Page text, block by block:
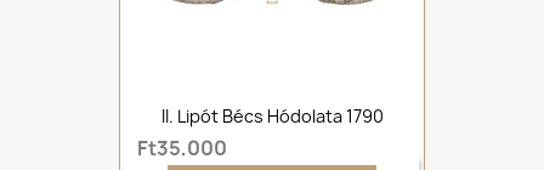
II. Lipót Bécs Hódolata 1790
Ft35,000